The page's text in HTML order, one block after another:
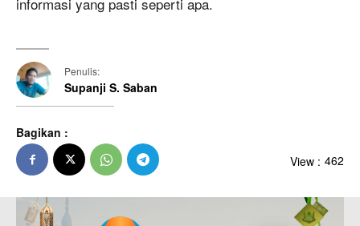
Penulis:
Supanji S. Saban
Bagikan :
View : 462